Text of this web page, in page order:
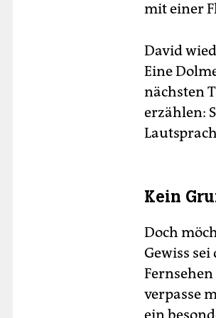
mit einer
David
Eine
nächsten
erzählen:
Kein
Doch
Gewiss
verpasse
ein